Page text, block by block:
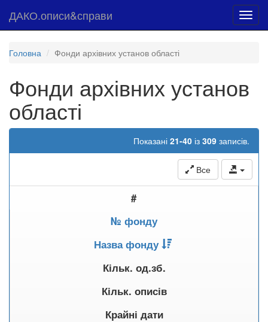
ДАКО.описи&справи
Головна Фонди архівних установ області
Фонди архівних установ
області
Показані 21-40 із 309 записів.
Все
#
№ фонду
Назва фонду
Кільк. од.зб.
Кільк. описів
Крайні дати